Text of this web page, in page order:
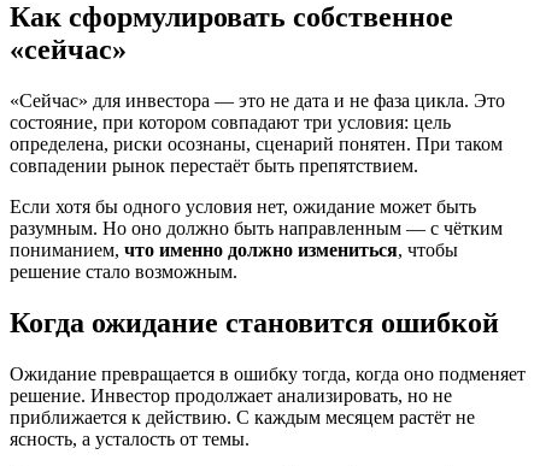
Как сформулировать собственное
«сейчас»
«Сейчас» для инвестора — это не дата и не фаза цикла. Это
состояние, при котором совпадают три условия: цель
определена, риски осознаны, сценарий понятен. При таком
совпадении рынок перестаёт быть препятствием.
Если хотя бы одного условия нет, ожидание может быть
разумным. Но оно должно быть направленным — с чётким
пониманием, что именно должно измениться, чтобы
решение стало возможным.
Когда ожидание становится ошибкой
Ожидание превращается в ошибку тогда, когда оно подменяет
решение. Инвестор продолжает анализировать, но не
приближается к действию. С каждым месяцем растёт не
ясность, а усталость от темы.